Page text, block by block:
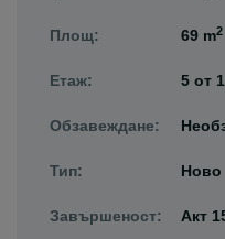
Площ: 69 m2
Етаж: 5 от
Обзавеждане:
Тип: Ново
Завършеност: Акт